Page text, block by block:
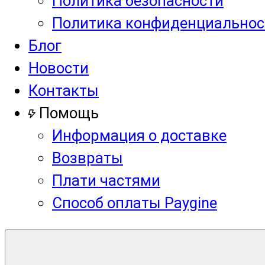
Политика
Блог
Новости
Контакты
Помощь
Информация о доставке
Возвраты
Плати частями
Способ оплаты Paygine